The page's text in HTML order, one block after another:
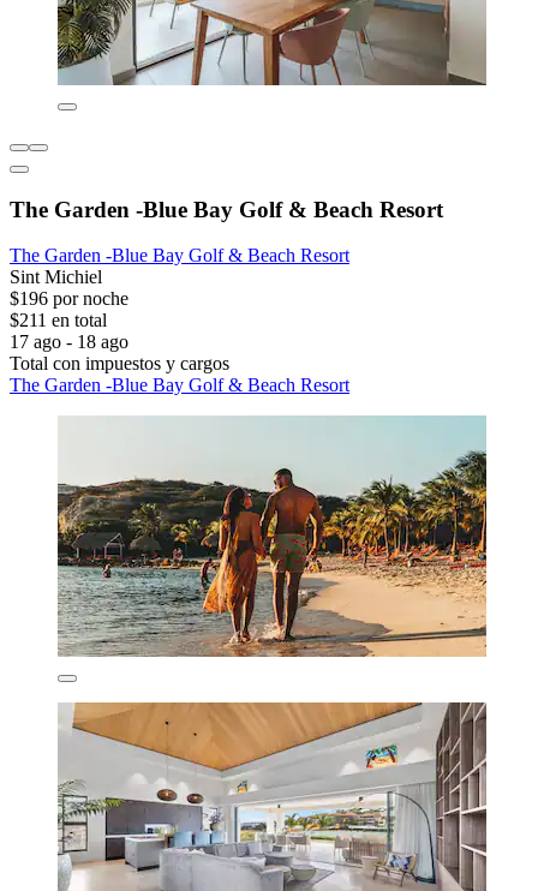
The Garden -Blue Bay Golf & Beach Resort
The Garden -Blue Bay Golf & Beach Resort
Sint Michiel
$196 por noche
$211 en total
17 ago - 18 ago
Total con impuestos y cargos
The Garden -Blue Bay Golf & Beach Resort